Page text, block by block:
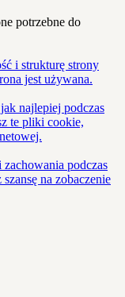
potrzebne do
i strukturę strony
jest używana.
najlepiej podczas
te pliki cookie,
podczas
na zobaczenie